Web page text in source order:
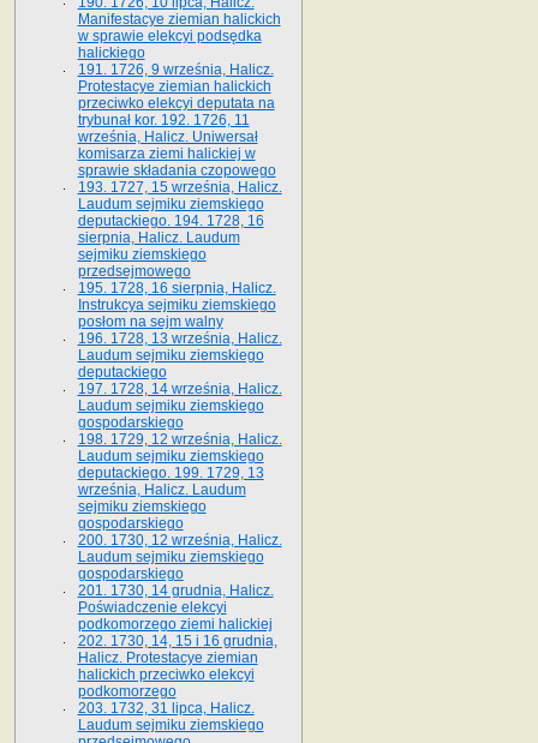
Manifestacye ziemian halickich
w sprawie elekcyi podsędka
halickiego
191. 1726, 9 września, Halicz.
Protestacye ziemian halickich
przeciwko elekcyi deputata na
trybunał kor. 192. 1726, 11
września, Halicz. Uniwersał
komisarza ziemi halickiej w
sprawie składania czopowego
193. 1727, 15 września, Halicz.
Laudum sejmiku ziemskiego
deputackiego. 194. 1728, 16
sierpnia, Halicz. Laudum
sejmiku ziemskiego
przedsejmowego
195. 1728, 16 sierpnia, Halicz.
Instrukcya sejmiku ziemskiego
posłom na sejm walny
196. 1728, 13 września, Halicz.
Laudum sejmiku ziemskiego
deputackiego
197. 1728, 14 września, Halicz.
Laudum sejmiku ziemskiego
gospodarskiego
198. 1729, 12 września, Halicz.
Laudum sejmiku ziemskiego
deputackiego. 199. 1729, 13
września, Halicz. Laudum
sejmiku ziemskiego
gospodarskiego
200. 1730, 12 września, Halicz.
Laudum sejmiku ziemskiego
gospodarskiego
201. 1730, 14 grudnia, Halicz.
Poświadczenie elekcyi
podkomorzego ziemi halickiej
202. 1730, 14, 15 i 16 grudnia,
Halicz. Protestacye ziemian
halickich przeciwko elekcyi
podkomorzego
203. 1732, 31 lipca, Halicz.
Laudum sejmiku ziemskiego